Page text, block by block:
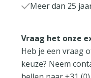
Meer dan 25
Vraag het onze
Heb je een vraag
keuze? Neem